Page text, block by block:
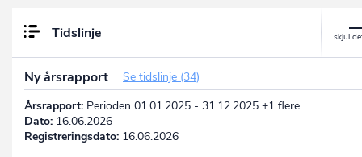
Tidslinje
Ny årsrapport
Se tidslinje (34)
Årsrapport: Perioden 01.01.2025 - 31.12.2025 +1 flere…
Dato: 16.06.2026
Registreringsdato: 16.06.2026